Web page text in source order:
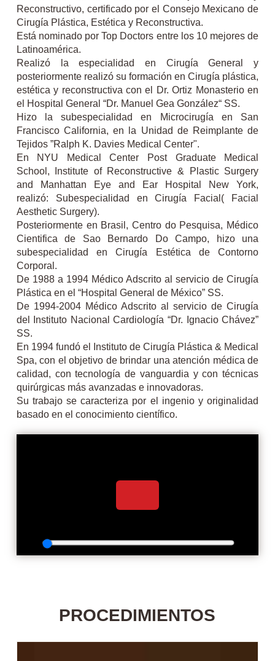
Reconstructivo, certificado por el Consejo Mexicano de
Cirugía Plástica, Estética y Reconstructiva.
Está nominado por Top Doctors entre los 10 mejores de
Latinoamérica.
Realizó la especialidad en Cirugía General y
posteriormente realizó su formación en Cirugía plástica,
estética y reconstructiva con el Dr. Ortiz Monasterio en
el Hospital General “Dr. Manuel Gea González“ SS.
Hizo la subespecialidad en Microcirugía en San
Francisco California, en la Unidad de Reimplante de
Tejidos ”Ralph K. Davies Medical Center".
En NYU Medical Center Post Graduate Medical
School, Institute of Reconstructive & Plastic Surgery
and Manhattan Eye and Ear Hospital New York,
realizó: Subespecialidad en Cirugía Facial( Facial
Aesthetic Surgery).
Posteriormente en Brasil, Centro do Pesquisa, Médico
Cientifica de Sao Bernardo Do Campo, hizo una
subespecialidad en Cirugía Estética de Contorno
Corporal.
De 1988 a 1994 Médico Adscrito al servicio de Cirugía
Plástica en el “Hospital General de México” SS.
De 1994-2004 Médico Adscrito al servicio de Cirugía
del Instituto Nacional Cardiología “Dr. Ignacio Chávez”
SS.
En 1994 fundó el Instituto de Cirugía Plástica & Medical
Spa, con el objetivo de brindar una atención médica de
calidad, con tecnología de vanguardia y con técnicas
quirúrgicas más avanzadas e innovadoras.
Su trabajo se caracteriza por el ingenio y originalidad
basado en el conocimiento científico.
PROCEDIMIENTOS